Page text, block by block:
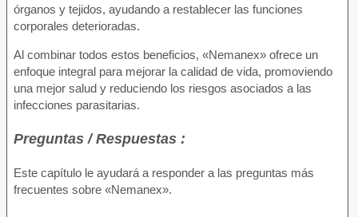
órganos y tejidos, ayudando a restablecer las funciones
corporales deterioradas.
Al combinar todos estos beneficios, «Nemanex» ofrece un
enfoque integral para mejorar la calidad de vida, promoviendo
una mejor salud y reduciendo los riesgos asociados a las
infecciones parasitarias.
Preguntas / Respuestas :
Este capítulo le ayudará a responder a las preguntas más
frecuentes sobre «Nemanex».